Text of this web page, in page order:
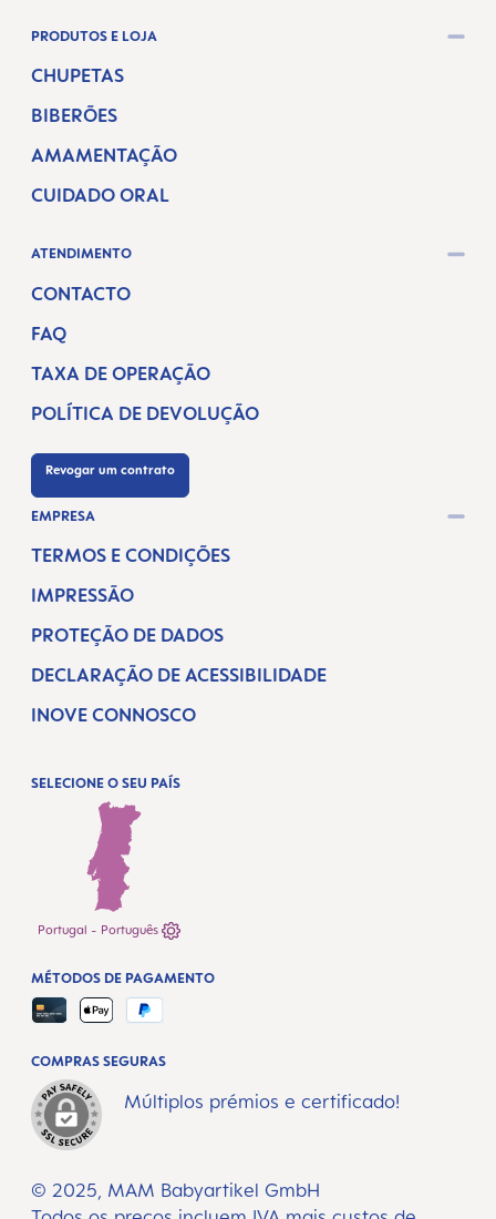
PRODUTOS E LOJA
CHUPETAS
BIBERÕES
AMAMENTAÇÃO
CUIDADO ORAL
ATENDIMENTO
CONTACTO
FAQ
TAXA DE OPERAÇÃO
POLÍTICA DE DEVOLUÇÃO
Revogar um contrato
EMPRESA
TERMOS E CONDIÇÕES
IMPRESSÃO
PROTEÇÃO DE DADOS
DECLARAÇÃO DE ACESSIBILIDADE
INOVE CONNOSCO
SELECIONE O SEU PAÍS
Portugal - Português
© 2025, MAM Babyartikel GmbH
COMPRAS SEGURAS
Múltiplos prémios e certificado!
MÉTODOS DE PAGAMENTO